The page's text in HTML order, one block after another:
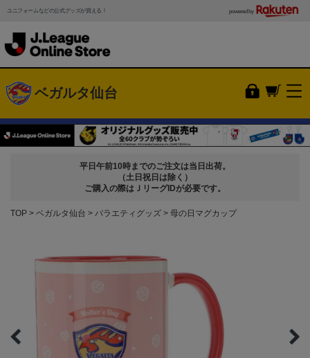
ユニフォームなどの公式グッズが買える！ powered by
ベガルタ仙台
平日午前10時までのご注文は当日出荷。
（土日祝日は除く）
ご購入の際はＪリーグIDが必要です。
TOP ベガルタ仙台 バラエティグッズ 母の日マグカップ